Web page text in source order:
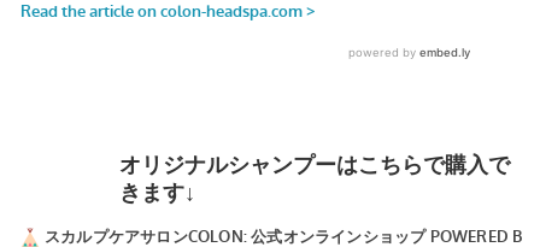
オリジナルシャンプーはこちらで購入で
きます↓